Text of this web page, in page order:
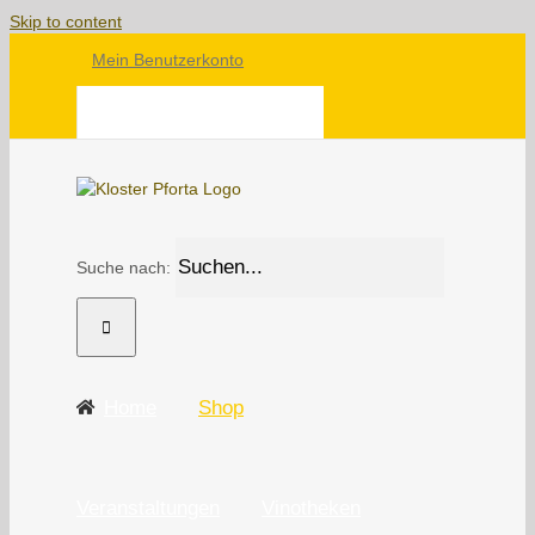
Skip to content
Mein Benutzerkonto
Suche nach:
Shop